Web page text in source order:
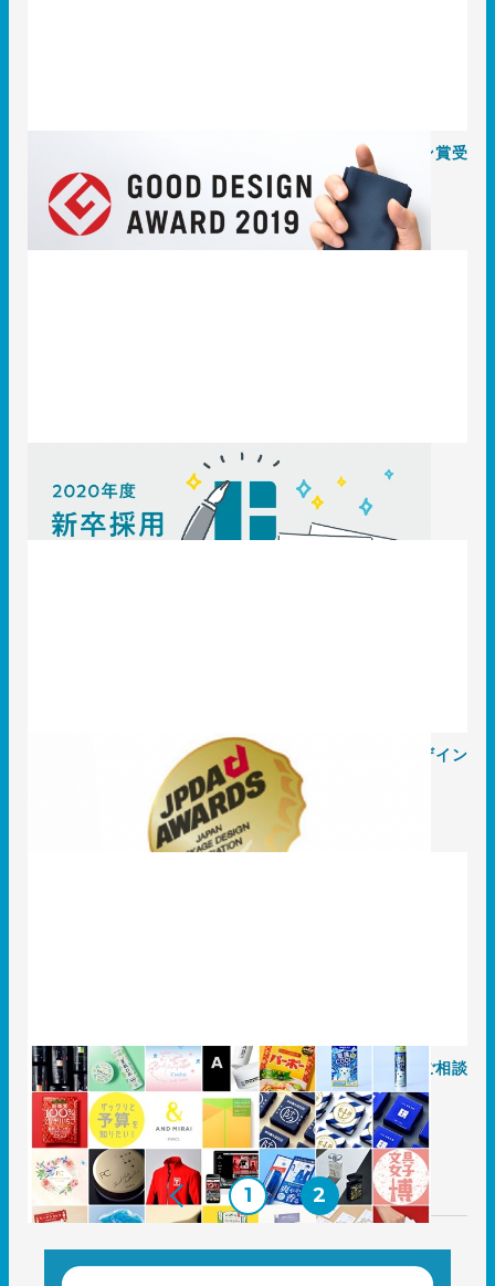
【2019年度 GOOD DESIGN AWARD】グッドデザイン賞受
賞報告｜「ポケットスクエアバッグ」誕生秘話
2019.10.02 T3のコト
〈採用〉2020年度新卒採用終了しました。
2019.08.27 T3のコト
【日本パッケージデザイン大賞2019】入選報告｜T3デザイン
の3作品が入選しました！
T3のコト
商品のパッケージデザインの制作依頼はT3デザインにご相談
ください！
2018.10.23 T3のコト
1 2